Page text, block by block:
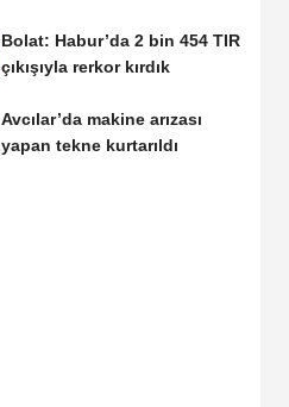
Bolat: Habur’da 2 bin 454 TIR
çıkışıyla rerkor kırdık
Avcılar’da makine arızası
yapan tekne kurtarıldı